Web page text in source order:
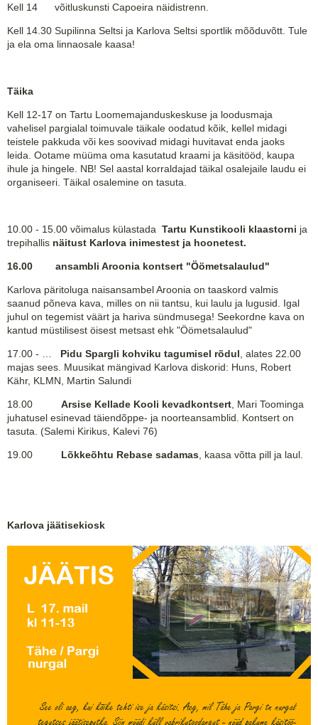
Kell 14 võitluskunsti Capoeira näidistrenn.
Kell 14.30 Supilinna Seltsi ja Karlova Seltsi sportlik mõõduvõtt. Tule
ja ela oma linnaosale kaasa!
Täika
Kell 12-17 on Tartu Loomemajanduskeskuse ja loodusmaja
vahelisel pargialal toimuvale täikale oodatud kõik, kellel midagi
teistele pakkuda või kes soovivad midagi huvitavat enda jaoks
leida. Ootame müüma oma kasutatud kraami ja käsitööd, kaupa
ihule ja hingele. NB! Sel aastal korraldajad täikal osalejaile laudu ei
organiseeri. Täikal osalemine on tasuta.
10.00 - 15.00 võimalus külastada Tartu Kunstikooli klaastorni ja
trepihallis näitust Karlova inimestest ja hoonetest.
16.00 ansambli Aroonia kontsert "Öömetsalaulud"
Karlova päritoluga naisansambel Aroonia on taaskord valmis
saanud põneva kava, milles on nii tantsu, kui laulu ja lugusid. Igal
juhul on tegemist väärt ja hariva sündmusega! Seekordne kava on
kantud müstilisest öisest metsast ehk "Öömetsalaulud"
17.00 - … Pidu Spargli kohviku tagumisel rõdul , alates 22.00
majas sees. Muusikat mängivad Karlova diskorid: Huns, Robert
Kähr, KLMN, Martin Salundi
18.00 Arsise Kellade Kooli kevadkontsert , Mari Toominga
juhatusel esinevad täiendõppe- ja noorteansamblid. Kontsert on
tasuta. (Salemi Kirikus, Kalevi 76)
19.00 Lõkkeõhtu Rebase sadamas , kaasa võtta pill ja laul.
Karlova jäätisekiosk